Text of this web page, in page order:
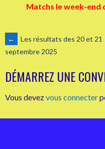
Matchs le week-end
NAVIGATION
DES
ARTICLES
←
Les résultats des 20 et 21
septembre 2025
DÉMARREZ UNE
Vous devezvous connecter